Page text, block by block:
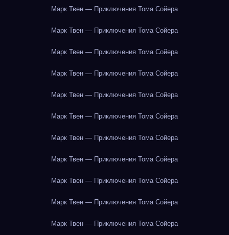
Марк Твен — Приключения Тома Сойера
Марк Твен — Приключения Тома Сойера
Марк Твен — Приключения Тома Сойера
Марк Твен — Приключения Тома Сойера
Марк Твен — Приключения Тома Сойера
Марк Твен — Приключения Тома Сойера
Марк Твен — Приключения Тома Сойера
Марк Твен — Приключения Тома Сойера
Марк Твен — Приключения Тома Сойера
Марк Твен — Приключения Тома Сойера
Марк Твен — Приключения Тома Сойера